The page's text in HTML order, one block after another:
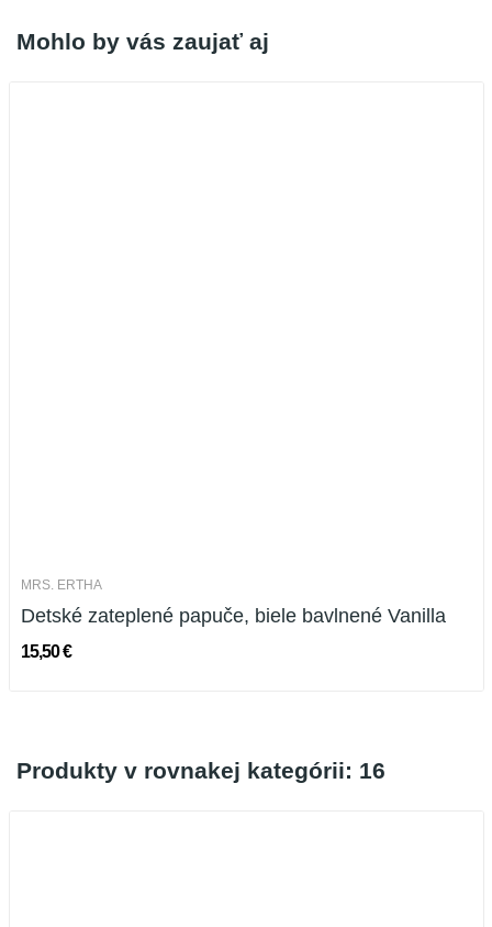
Mohlo by vás zaujať aj
MRS. ERTHA
Detské zateplené papuče, biele bavlnené Vanilla
15,50 €
Produkty v rovnakej kategórii: 16